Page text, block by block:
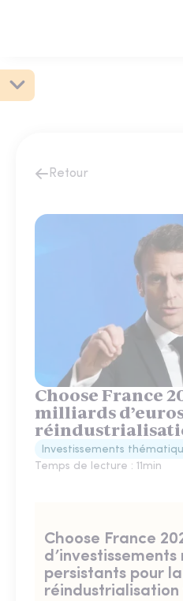
Retour
Choose France
milliards
Investissements
Temps de lecture : 11min
Choose France
persistants pour la